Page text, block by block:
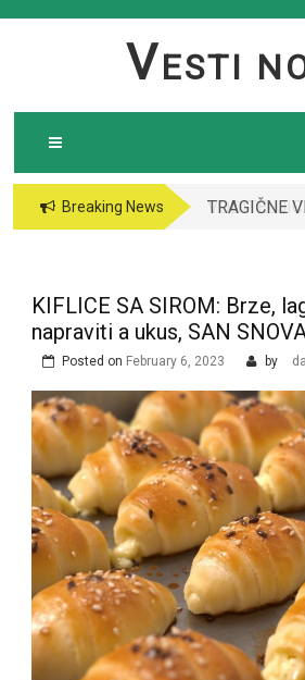
VESTI
Breaking News
TRAGIČNE
ispred
SRBIJU:
vidite kako
izgleda￼
KIFLICE SA SIROM: Brze,
napraviti a ukus, SAN
Posted on February 6, 2023 by